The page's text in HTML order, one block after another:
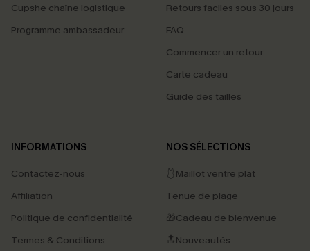
Cupshe chaîne logistique
Programme ambassadeur
Retours faciles sous 30 jours
FAQ
Commencer un retour
Carte cadeau
Guide des tailles
INFORMATIONS
Contactez-nous
Affiliation
Politique de confidentialité
Termes & Conditions
NOS SÉLECTIONS
🩱Maillot ventre plat
Tenue de plage
🎁Cadeau de bienvenue
🔝Nouveautés